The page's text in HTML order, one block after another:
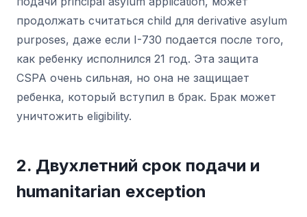
продолжать считаться child для derivative asylum
purposes, даже если I-730 подается после того,
как ребенку исполнился 21 год. Эта защита
CSPA очень сильная, но она не защищает
ребенка, который вступил в брак. Брак может
уничтожить eligibility.
2. Двухлетний срок подачи и
humanitarian exception